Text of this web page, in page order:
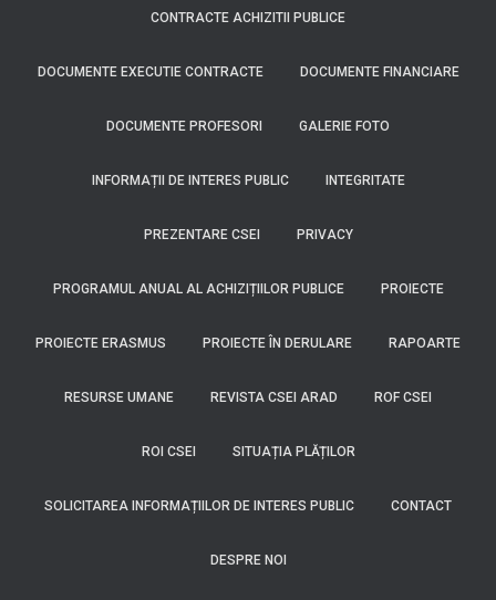
CONTRACTE ACHIZITII PUBLICE
DOCUMENTE EXECUTIE CONTRACTE DOCUMENTE FINANCIARE
DOCUMENTE PROFESORI GALERIE FOTO
INFORMAȚII DE INTERES PUBLIC INTEGRITATE
PREZENTARE CSEI PRIVACY
PROGRAMUL ANUAL AL ACHIZIȚIILOR PUBLICE PROIECTE
PROIECTE ERASMUS PROIECTE ÎN DERULARE RAPOARTE
RESURSE UMANE REVISTA CSEI ARAD ROF CSEI
ROI CSEI SITUAȚIA PLĂȚILOR
SOLICITAREA INFORMAȚIILOR DE INTERES PUBLIC CONTACT
DESPRE NOI